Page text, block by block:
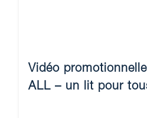
Vidéo
ALL – un lit pour